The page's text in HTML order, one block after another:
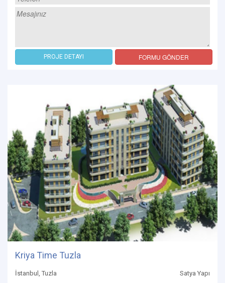
PROJE DETAYI FORMU GÖNDER
Kriya Time Tuzla
İstanbul, Tuzla Satya Yapı